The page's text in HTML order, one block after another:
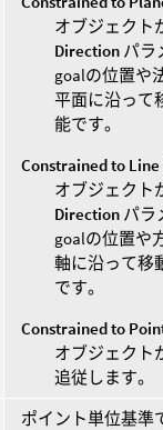
オブジェクト
Direction パラ
goalの位置や
平面に沿って
能です。
Constrained to
オブジェクト
Direction パラ
goalの位置や
軸に沿って移
です。
Constrained to
オブジェクト
追従します。
ポイント単位基準